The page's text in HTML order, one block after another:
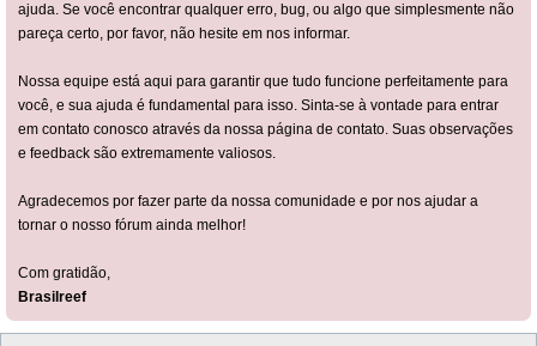
ajuda. Se você encontrar qualquer erro, bug, ou algo que simplesmente não
pareça certo, por favor, não hesite em nos informar.
Nossa equipe está aqui para garantir que tudo funcione perfeitamente para
você, e sua ajuda é fundamental para isso. Sinta-se à vontade para entrar
em contato conosco através da nossa página de contato. Suas observações
e feedback são extremamente valiosos.
Agradecemos por fazer parte da nossa comunidade e por nos ajudar a
tornar o nosso fórum ainda melhor!
Com gratidão,
Brasilreef